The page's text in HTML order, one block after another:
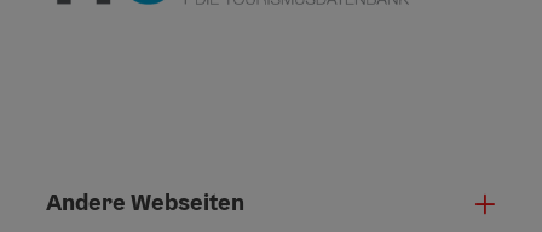
Andere Webseiten